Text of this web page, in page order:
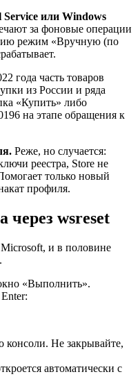
или Windows
за фоновые операции
режим «Вручную (по
года часть товаров
из России и ряда
«Купить» либо
на этапе обращения к
Реже, но случается:
реестра, Store не
только новый
профиля.
через wsreset
и в половине
«Выполнить».
консоли. Не закрывайте,
автоматически с